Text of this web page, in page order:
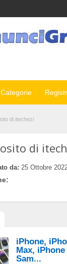
Categorie
di itechezi
di
da: 25 Ottobre
iPhone,
Max,
Sam...